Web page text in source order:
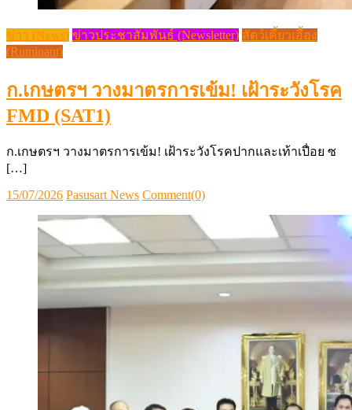
ข่าว (News) ข่าวประชาสัมพันธ์ (Newsletter) สัตว์เคี้ยวเอื้อง
(Ruminant)
ก.เกษตรฯ วางมาตรการเข้ม! เฝ้าระวังโรค
FMD (SAT1)
ก.เกษตรฯ วางมาตรการเข้ม! เฝ้าระวังโรคปากและเท้าเปื่อย ซ
[…]
Posted
15/07/2026 Author
Pasusart News Comment(0)